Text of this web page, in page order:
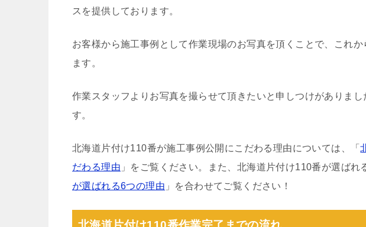
スを提供しております。
お客様から施工事例として作業現場のお写真を頂くことで、これ
ます。
作業スタッフよりお写真を撮らせて頂きたいと申しつけがありま
す。
北海道片付け110番が施工事例公開にこだわる理由については、「
だわる理由 」をご覧ください。また、北海道片付け110番が選ばれ
が選ばれる6つの理由 」を合わせてご覧ください！